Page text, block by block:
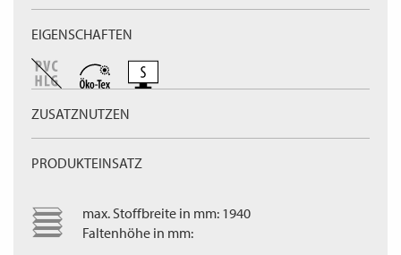
EIGENSCHAFTEN
ZUSATZNUTZEN
PRODUKTEINSATZ
max. Stoffbreite in mm: 1940
Faltenhöhe in mm: